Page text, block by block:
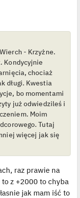
- Krzyżne.
Kondycyjnie
chociaż
długi. Kwestia
bo momentami
już odwiedzileś i
Moim
Tutaj
więcej jak się
raz prawie na
to z +2000 to chyba
jak mam iść to